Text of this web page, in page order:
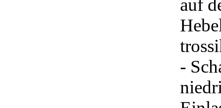
auf
-